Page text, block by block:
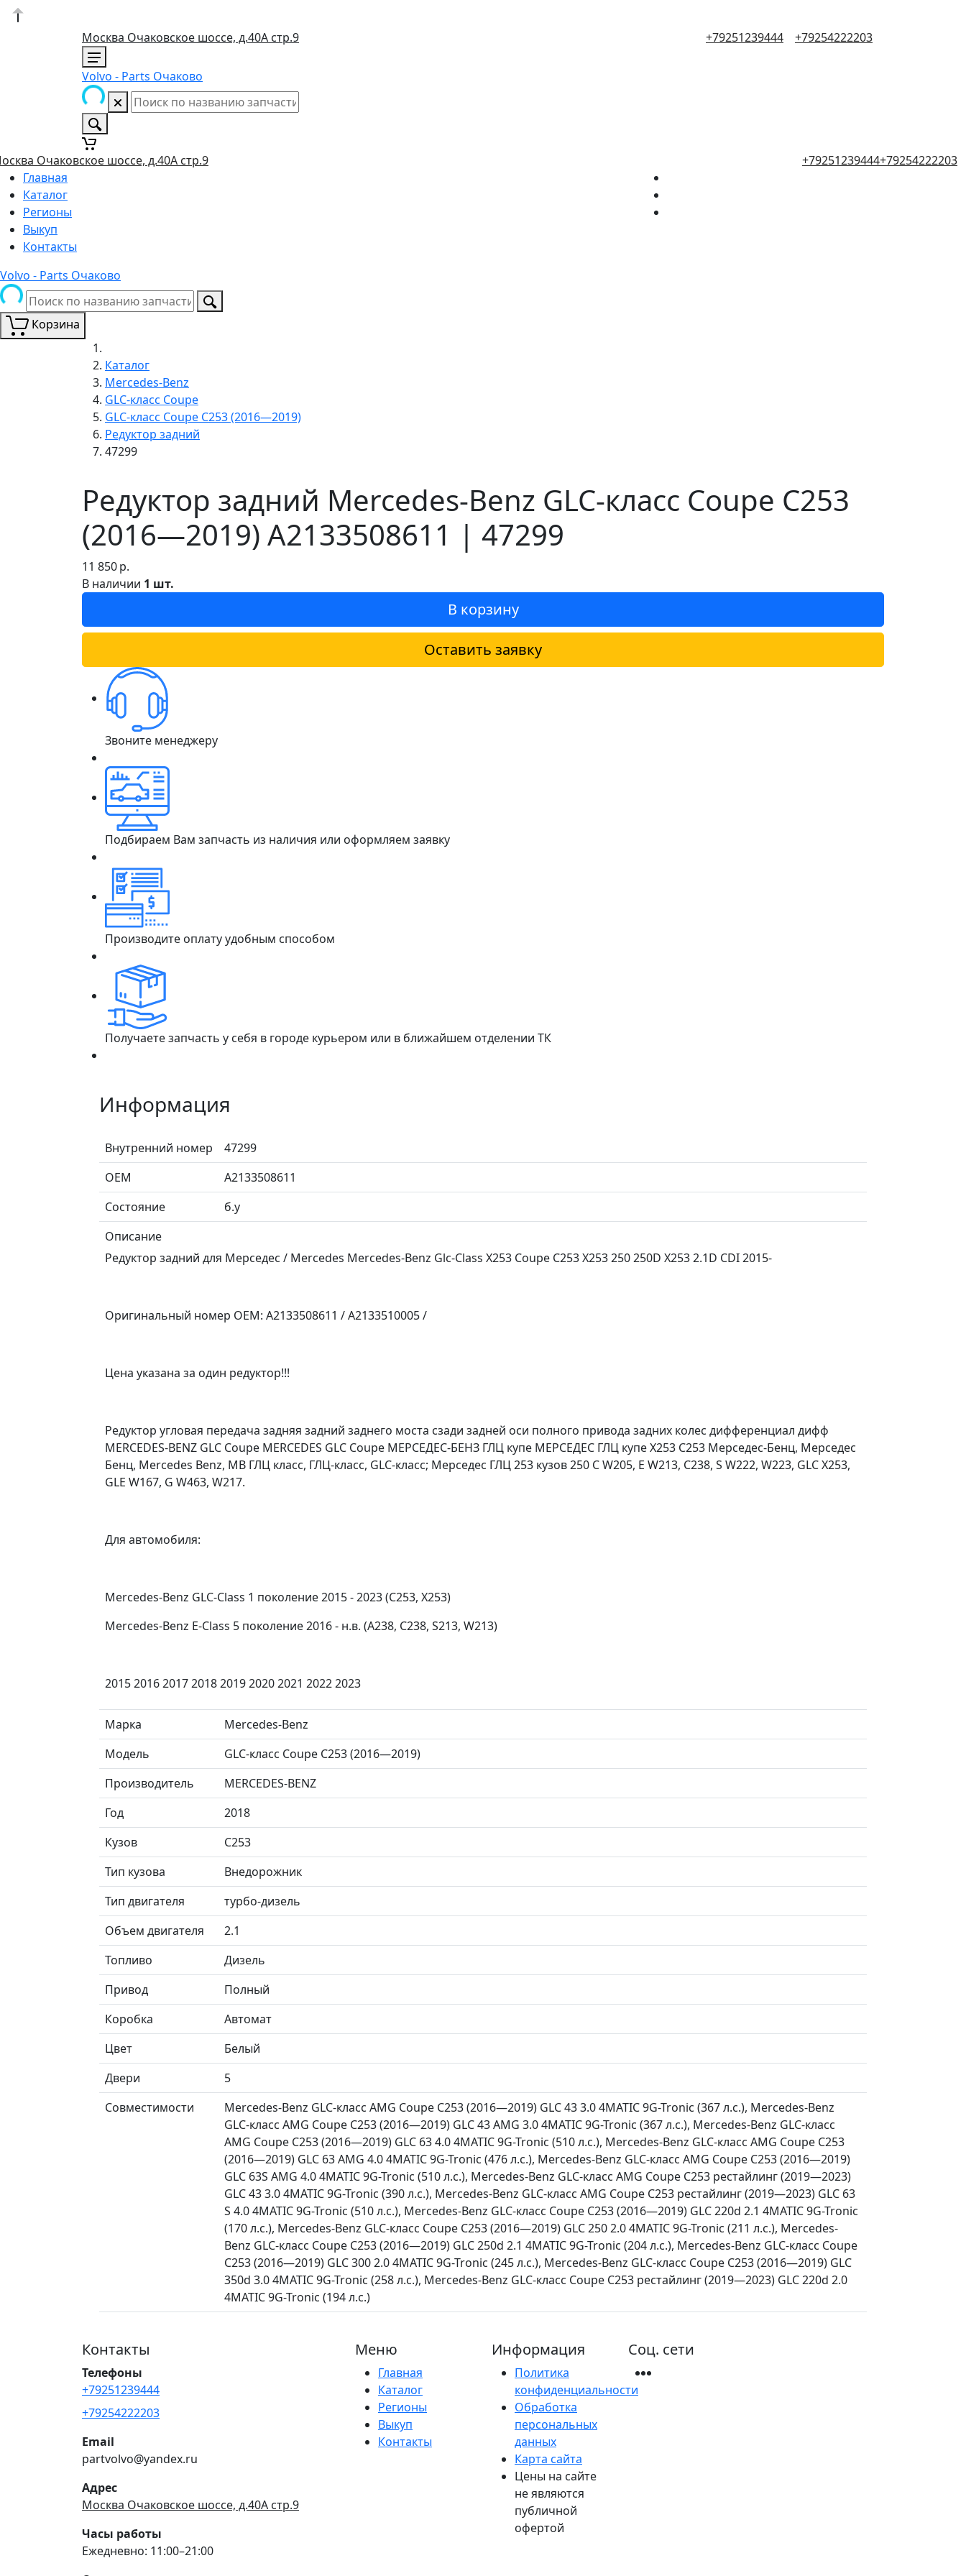
Москва Очаковское шоссе, д.40А стр.9 +79251239444 +79254222203
Volvo - Parts Очаково
Очаковское шоссе, д.40А стр.9 +79251239444+79254222203
Главная
Каталог
Регионы
Выкуп
Контакты
Volvo - Parts Очаково
Корзина
Каталог
Mercedes-Benz
GLC-класс Coupe
GLC-класс Coupe C253 (2016—2019)
Редуктор задний
47299
Редуктор задний Mercedes-Benz GLC-класс Coupe C253
(2016—2019) A2133508611 | 47299
11 850р.
В наличии 1 шт.
В корзину
Оставить заявку
Звоните менеджеру
Подбираем Вам запчасть из наличия или оформляем заявку
Производите оплату удобным способом
Получаете запчасть у себя в городе курьером или в ближайшем отделении ТК
Информация
Внутренний номер
47299
ОЕМ
A2133508611
Состояние
б.у
Описание
Редуктор задний для Мерседес / Mercedes Mercedes-Benz Glc-Class X253 Coupe C253 X253 250 250D X253 2.1D CDI 2015-
Оригинальный номер OEM: A2133508611 / A2133510005 /
Цена указана за один редуктор!!!
Редуктор угловая передача задняя задний заднего моста сзади задней оси полного привода задних колес дифференциал дифф
MERCEDES-BENZ GLC Coupe MERCEDES GLC Coupe МЕРСЕДЕС-БЕНЗ ГЛЦ купе МЕРСЕДЕС ГЛЦ купе X253 C253 Мерседес-Бенц, Мерседес
Бенц, Mercedes Benz, MB ГЛЦ класс, ГЛЦ-класс, GLC-класс; Мерседес ГЛЦ 253 кузов 250 C W205, E W213, C238, S W222, W223, GLC X253,
GLE W167, G W463, W217.
Для автомобиля:
Mercedes-Benz GLC-Class 1 поколение 2015 - 2023 (C253, X253)
Merсеdes-Benz Е-Clаss 5 пoкoлeние 2016 - н.в. (A238, С238, S213, W213)
2015 2016 2017 2018 2019 2020 2021 2022 2023
Марка
Mercedes-Benz
Модель
GLC-класс Coupe C253 (2016—2019)
Производитель
MERCEDES-BENZ
Год
2018
Кузов
C253
Тип кузова
Внедорожник
Тип двигателя
турбо-дизель
Объем двигателя
2.1
Топливо
Дизель
Привод
Полный
Коробка
Автомат
Цвет
Белый
Двери
5
Совместимости
Mercedes-Benz GLC-класс AMG Coupe C253 (2016—2019) GLC 43 3.0 4MATIC 9G-Tronic (367 л.с.), Mercedes-Benz
GLC-класс AMG Coupe C253 (2016—2019) GLC 43 AMG 3.0 4MATIC 9G-Tronic (367 л.с.), Mercedes-Benz GLC-класс
AMG Coupe C253 (2016—2019) GLC 63 4.0 4MATIC 9G-Tronic (510 л.с.), Mercedes-Benz GLC-класс AMG Coupe C253
(2016—2019) GLC 63 AMG 4.0 4MATIC 9G-Tronic (476 л.с.), Mercedes-Benz GLC-класс AMG Coupe C253 (2016—2019)
GLC 63S AMG 4.0 4MATIC 9G-Tronic (510 л.с.), Mercedes-Benz GLC-класс AMG Coupe C253 рестайлинг (2019—2023)
GLC 43 3.0 4MATIC 9G-Tronic (390 л.с.), Mercedes-Benz GLC-класс AMG Coupe C253 рестайлинг (2019—2023) GLC 63
S 4.0 4MATIC 9G-Tronic (510 л.с.), Mercedes-Benz GLC-класс Coupe C253 (2016—2019) GLC 220d 2.1 4MATIC 9G-Tronic
(170 л.с.), Mercedes-Benz GLC-класс Coupe C253 (2016—2019) GLC 250 2.0 4MATIC 9G-Tronic (211 л.с.), Mercedes-
Benz GLC-класс Coupe C253 (2016—2019) GLC 250d 2.1 4MATIC 9G-Tronic (204 л.с.), Mercedes-Benz GLC-класс Coupe
C253 (2016—2019) GLC 300 2.0 4MATIC 9G-Tronic (245 л.с.), Mercedes-Benz GLC-класс Coupe C253 (2016—2019) GLC
350d 3.0 4MATIC 9G-Tronic (258 л.с.), Mercedes-Benz GLC-класс Coupe C253 рестайлинг (2019—2023) GLC 220d 2.0
4MATIC 9G-Tronic (194 л.с.)
Контакты
Телефоны
+79251239444
+79254222203
Email
partvolvo@yandex.ru
Адрес
Москва Очаковское шоссе, д.40А стр.9
Часы работы
Ежедневно: 11:00–21:00
Меню
Главная
Каталог
Регионы
Выкуп
Контакты
Информация
Политика
конфиденциальности
Обработка
персональных
данных
Карта сайта
Цены на сайте
не являются
публичной
офертой
Соц. сети